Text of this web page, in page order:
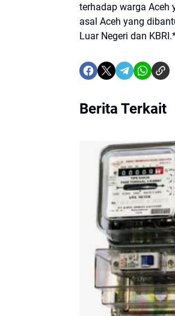
terhadap warga Aceh
asal Aceh yang
Luar Negeri dan
Berita Terkait